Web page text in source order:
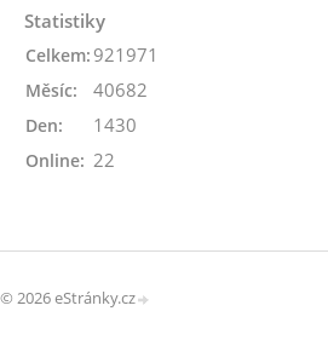
Statistiky
Online: 22
Celkem: 921971
Měsíc: 40682
Den: 1430
© 2026 eStránky.cz